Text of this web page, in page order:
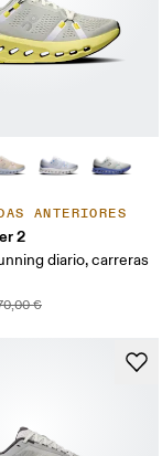
ANTERIORES
2
diario, carreras
€